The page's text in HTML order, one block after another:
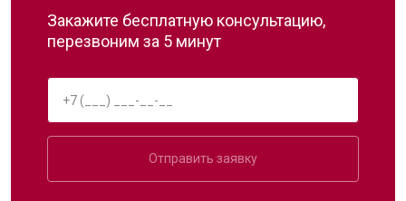
Закажите бесплатную консультацию,
перезвоним за 5 минут
Отправить заявку